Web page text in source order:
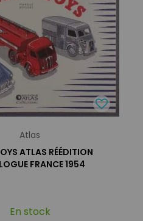
Atlas
ATLAS RÉÉDITION
FRANCE 1954
En stock